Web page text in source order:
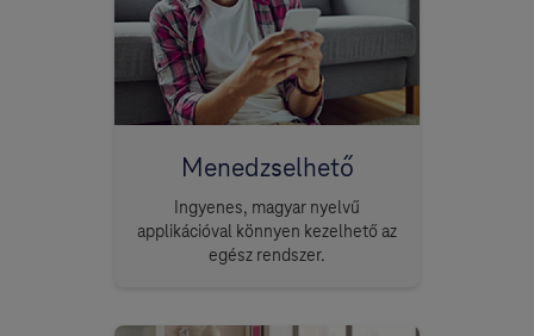
Menedzselhető
Ingyenes, magyar nyelvű
applikációval könnyen kezelhető az
egész rendszer.